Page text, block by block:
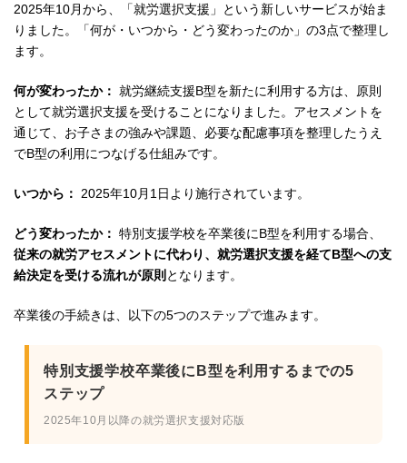
2025年10月から、「就労選択支援」という新しいサービスが始ま
りました。「何が・いつから・どう変わったのか」の3点で整理し
ます。
何が変わったか： 就労継続支援B型を新たに利用する方は、原則
として就労選択支援を受けることになりました。アセスメントを
通じて、お子さまの強みや課題、必要な配慮事項を整理したうえ
でB型の利用につなげる仕組みです。
いつから： 2025年10月1日より施行されています。
どう変わったか： 特別支援学校を卒業後にB型を利用する場合、
従来の就労アセスメントに代わり、就労選択支援を経てB型への支
給決定を受ける流れが原則 となります。
卒業後の手続きは、以下の5つのステップで進みます。
特別支援学校卒業後にB型を利用するまでの5
ステップ
2025年10月以降の就労選択支援対応版